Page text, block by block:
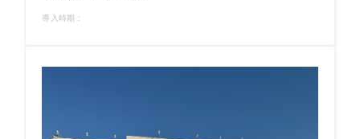
導入時期：